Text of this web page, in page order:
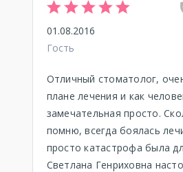
01.08.2016
Гость
Отличный стоматолог,
плане лечения и как
замечательная просто.
помню, всегда боялась
просто катастрофа была
Светлана Генриховна